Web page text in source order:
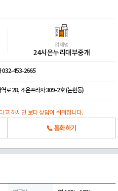
업체명
24시온누리대부중개
032-453-2665
로 28, 조은프라자 309-2호 (논현동)
고 하시면 보다 상담이 쉬워집니다.
통화하기